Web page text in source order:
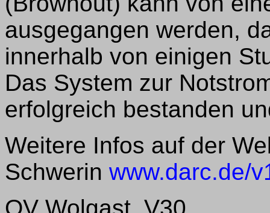
ausgegangen werden,
innerhalb von einigen
Das System zur
erfolgreich bestanden
Weitere Infos auf der
Schwerin www.darc.de/